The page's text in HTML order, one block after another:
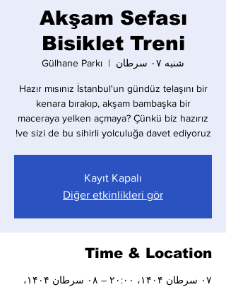
Akşam Sefası
Bisiklet Treni
شنبه ۰۷ سرطان
  |
Gülhane Parkı
Hazır mısınız İstanbul'un gündüz telaşını bir
kenara bırakıp, akşam bambaşka bir
maceraya yelken açmaya? Çünkü biz hazırız
ve sizi de bu sihirli yolculuğa davet ediyoruz!
Kayıt Kapalı
Diğer etkinlikleri gör
Time & Location
۰۷ سرطان ۱۴۰۴، ۲۰:۰۰ – ۰۸ سرطان ۱۴۰۴،